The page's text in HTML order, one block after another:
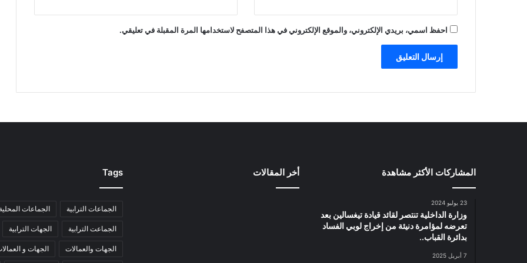
احفظ اسمي، بريدي الإلكتروني، والموقع الإلكتروني في هذا المتصفح لاستخدامها المرة المقبلة في تعليقي.
المشاركات الأكثر مشاهدة
23 يوليو 2024
وزارة الداخلية تنتصر لقائد قيادة تيغسالين بعد
تعرضه لمؤامرة دنيئة من إخراج لوبي الفساد
بدائرة القباب..
7 أبريل 2025
أخر المقالات Tags
الجماعات الترابية الجماعات
الجماعت الترابية الجهات الترابية
الجهات والعمالات الجهات و